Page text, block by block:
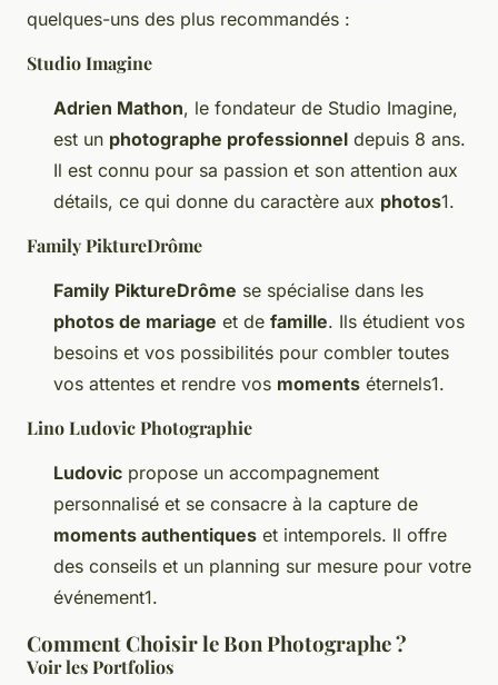
quelques-uns des plus recommandés :
Studio Imagine
Adrien Mathon, le fondateur de Studio Imagine,
est un photographe professionnel depuis 8 ans.
Il est connu pour sa passion et son attention aux
détails, ce qui donne du caractère aux photos1.
Family PiktureDrôme
Family PiktureDrôme se spécialise dans les
photos de mariage et de famille. Ils étudient vos
besoins et vos possibilités pour combler toutes
vos attentes et rendre vos moments éternels1.
Lino Ludovic Photographie
Ludovic propose un accompagnement
personnalisé et se consacre à la capture de
moments authentiques et intemporels. Il offre
des conseils et un planning sur mesure pour votre
événement1.
Comment Choisir le Bon Photographe ?
Voir les Portfolios